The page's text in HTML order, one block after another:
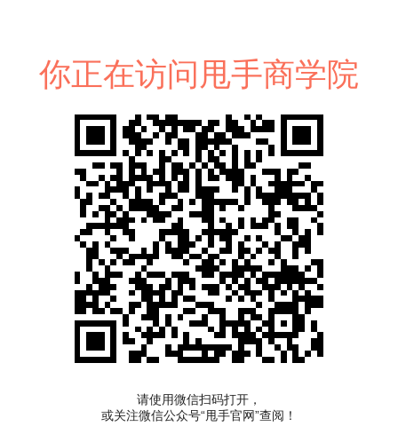
你正在访问甩手商学院
请使用微信扫码打开，
或关注微信公众号“甩手官网”查阅！